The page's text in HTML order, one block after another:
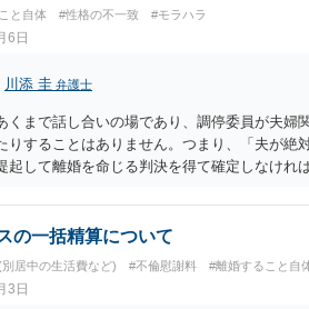
と自体 #性格の不一致 #モラハラ
6日
川添 圭 弁護士
くまで話し合いの場であり、調停委員が夫婦
りすることはありません。つまり、「夫が
起して離婚を命じる判決を得て確定しなけれ
ら「この条件なら離婚してもよい」として提
れません）。ただ、離婚訴訟をしたくないと
停不成立にして離婚訴訟で離婚原因を主張し
。見通し等を含め、弁護士へ相談・依頼した
の一括精算について
居中の生活費など) #不倫慰謝料 #離婚すること自
3日